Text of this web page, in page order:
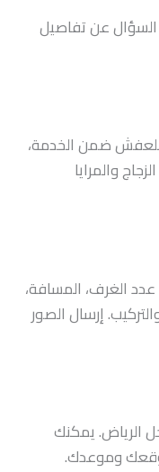
عن تفاصيل
للعفش ضمن الخدمة،
والمرايا
الغرف، المسافة،
إرسال الصور
الرياض. يمكنك
وموعدك.